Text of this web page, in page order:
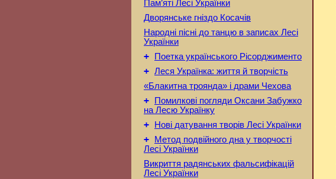
Пам’яті Лесі Українки
Дворянське гніздо Косачів
Народні пісні до танцю в записах Лесі
Українки
+ Поетка українського Рісорджименто
+ Леся Українка: життя й творчість
«Блакитна троянда» і драми Чехова
+
Помилкові погляди Оксани Забужко
на Лесю Українку
+ Нові датування творів Лесі Українки
+
Метод подвійного дна у творчості
Лесі Українки
Викриття радянських фальсифікацій
Лесі Українки